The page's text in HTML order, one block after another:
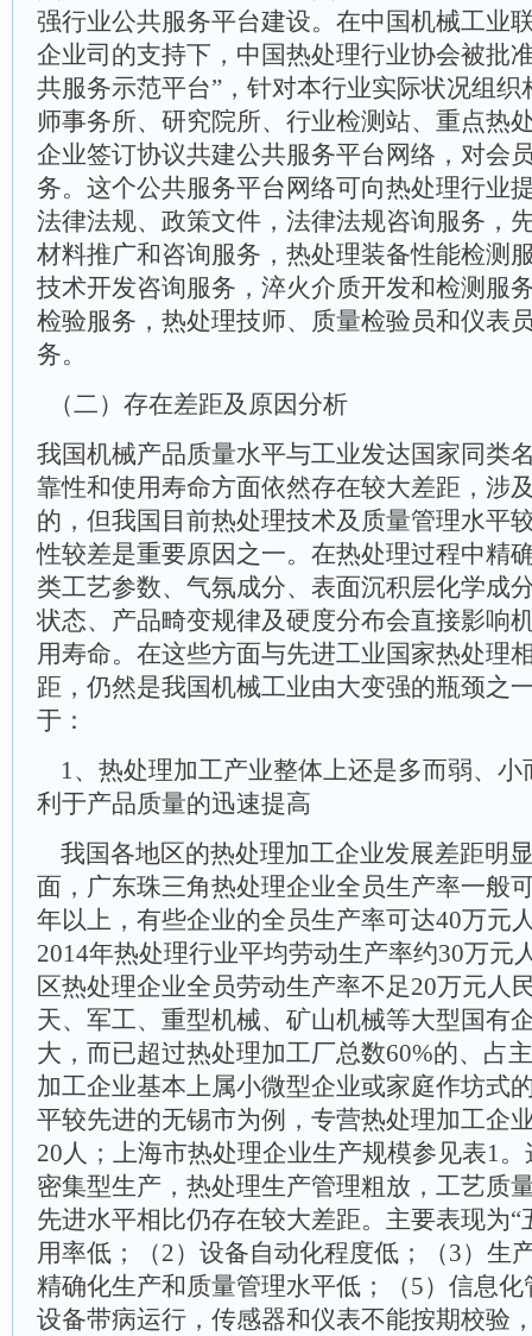
强行业公共服务平台建设。在中国机械工业
企业司的支持下，中国热处理行业协会被批
共服务示范平台”，针对本行业实际状况组
师事务所、研究院所、行业检测站、重点热
企业签订协议共建公共服务平台网络，对会
务。这个公共服务平台网络可向热处理行业
法律法规、政策文件，法律法规咨询服务，
材料推广和咨询服务，热处理装备性能检测
技术开发咨询服务，淬火介质开发和检测服
检验服务，热处理技师、质量检验员和仪表
务。
（二）存在差距及原因分析
我国机械产品质量水平与工业发达国家同类
靠性和使用寿命方面依然存在较大差距，涉
的，但我国目前热处理技术及质量管理水平
性较差是重要原因之一。在热处理过程中精
类工艺参数、气氛成分、表面沉积层化学成
状态、产品畸变规律及硬度分布会直接影响
用寿命。在这些方面与先进工业国家热处理
距，仍然是我国机械工业由大变强的瓶颈之
于：
1、热处理加工产业整体上还是多而弱、小
利于产品质量的迅速提高
我国各地区的热处理加工企业发展差距明
面，广东珠三角热处理企业全员生产率一般
年以上，有些企业的全员生产率可达40万元
2014年热处理行业平均劳动生产率约30万元
区热处理企业全员劳动生产率不足20万元人
天、军工、重型机械、矿山机械等大型国有
大，而已超过热处理加工厂总数60%的、占
加工企业基本上属小微型企业或家庭作坊式
平较先进的无锡市为例，专营热处理加工企
20人；上海市热处理企业生产规模参见表1
密集型生产，热处理生产管理粗放，工艺质
先进水平相比仍存在较大差距。主要表现为“
用率低；（2）设备自动化程度低；（3）生
精确化生产和质量管理水平低；（5）信息
设备带病运行，传感器和仪表不能按期校验